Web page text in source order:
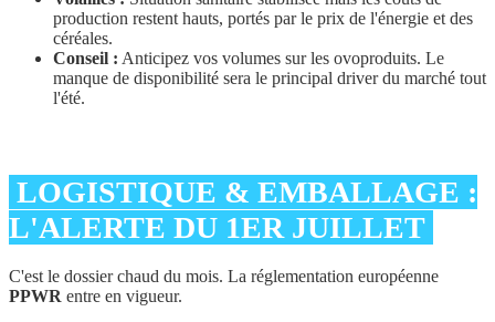
production restent hauts, portés par le prix de l'énergie et des
céréales.
Conseil : Anticipez vos volumes sur les ovoproduits. Le
manque de disponibilité sera le principal driver du marché tout
l'été.
LOGISTIQUE & EMBALLAGE :
L'ALERTE DU 1ER JUILLET
C'est le dossier chaud du mois. La réglementation européenne
PPWR entre en vigueur.